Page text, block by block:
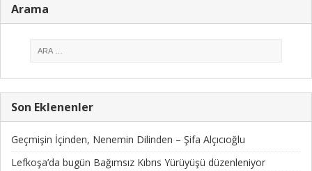
Arama
Son Eklenenler
Geçmişin İçinden, Nenemin Dilinden – Şifa Alçıcıoğlu
Lefkoşa’da bugün Bağımsız Kıbrıs Yürüyüşü düzenleniyor